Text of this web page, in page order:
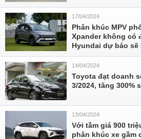
17/04/2024
Phân khúc MPV
Xpander không có
Hyundai dự báo
14/04/2024
Toyota đạt doanh
3/2024, tăng
13/04/2024
Với tầm giá 900
phân khúc xe gầm